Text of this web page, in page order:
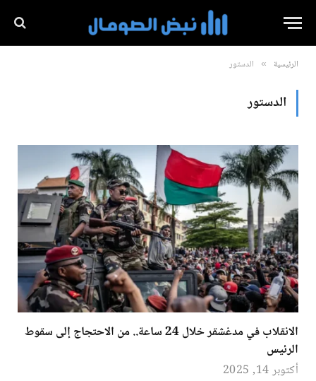
الرئيسية » الدستور
الدستور
الانقلاب في مدغشقر خلال 24 ساعة.. من الاحتجاج إلى سقوط
الرئيس
أكتوبر 14, 2025